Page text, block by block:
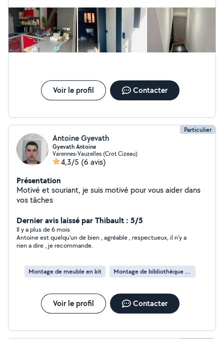
Voir le profil Contacter
Particulier
Antoine Gyevath
Gyevath Antoine
Varennes-Vauzelles (Crot Cizeau)
4,3/5 (6 avis)
Présentation
Motivé et souriant, je suis motivé pour vous aider dans
vos tâches
Dernier avis laissé par Thibault : 5/5
Il y a plus de 6 mois
Antoine est quelqu'un de bien , agréable , respectueux, il n'y a
rien a dire , je recommande.
Montage de meuble en kit Montage de bibliothèque en kit
Voir le profil Contacter